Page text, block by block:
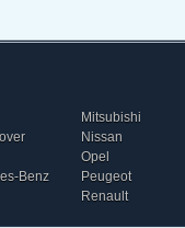
Benz
Mitsubishi
Nissan
Opel
Peugeot
Renault